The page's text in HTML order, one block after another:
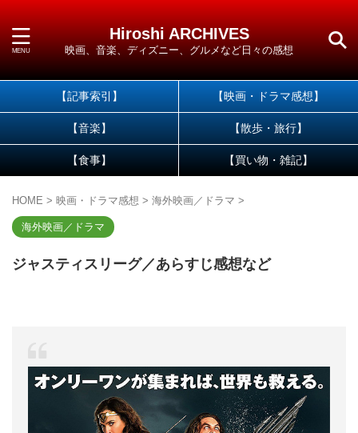
Hiroshi ARCHIVES
映画、音楽、ディズニー、グルメなど日々の感想
【記事索引】 【映画・ドラマ感想】
【音楽】 【散歩・旅行】
【食事】 【買い物・雑記】
HOME > 映画・ドラマ感想 > 海外映画／ドラマ >
海外映画／ドラマ
ジャスティスリーグ／あらすじ感想など